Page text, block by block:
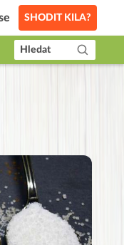
SHODIT KILA?
Hledat